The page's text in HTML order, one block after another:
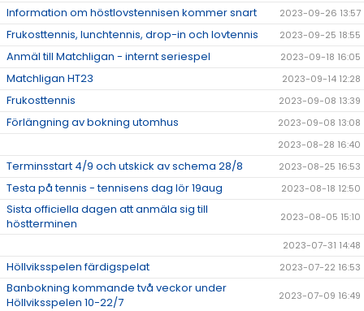
Information om höstlovstennisen kommer snart 2023-09-26 13:57
Frukosttennis, lunchtennis, drop-in och lovtennis 2023-09-25 18:55
Anmäl till Matchligan - internt seriespel 2023-09-18 16:05
Matchligan HT23 2023-09-14 12:28
Frukosttennis 2023-09-08 13:39
Förlängning av bokning utomhus
2023-09-08 13:08
2023-08-28 16:40
Terminsstart 4/9 och utskick av schema 28/8 2023-08-25 16:53
Testa på tennis - tennisens dag lör 19aug 2023-08-18 12:50
Sista officiella dagen att anmäla sig till
höstterminen
2023-08-05 15:10
2023-07-31 14:48
Höllviksspelen färdigspelat 2023-07-22 16:53
Banbokning kommande två veckor under
Höllviksspelen 10-22/7
2023-07-09 16:49